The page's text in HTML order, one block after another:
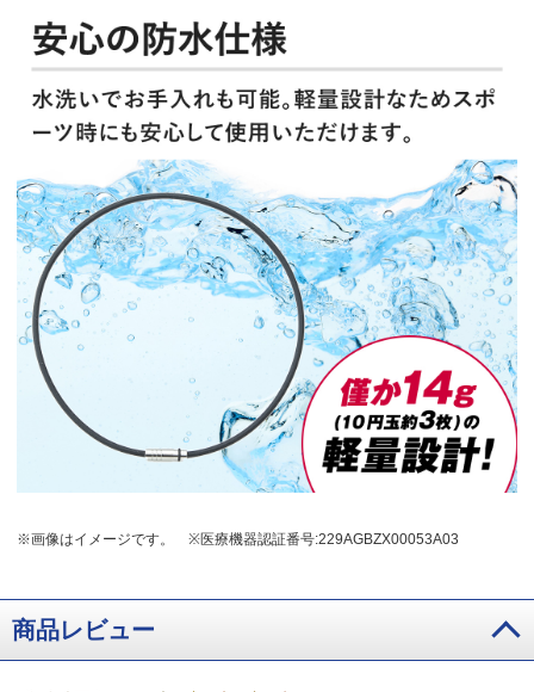
※画像はイメージです。 ※医療機器認証番号:229AGBZX00053A03
商品レビュー